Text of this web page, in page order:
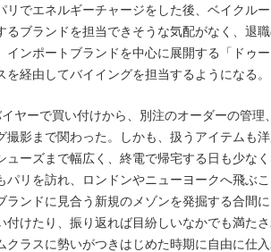
リでエネルギーチャージをした後、ベイクル
るブランドを担当できそうな気配がなく、退
インポートブランドを中心に展開する「ドゥ
を経由してバイイングを担当するようになる。
ヤーで買い付けから、別注のオーダーの管理
撮影まで関わった。しかも、扱うアイテムも
ューズまで幅広く、終電で帰宅する日も少な
パリを訪れ、ロンドンやニューヨークへ飛ぶ
ランドに見合う新規のメゾンを発掘する合間
付けたり、振り返れば目紛しいなかでも満た
クラスに勢いがつきはじめた時期に自由に仕